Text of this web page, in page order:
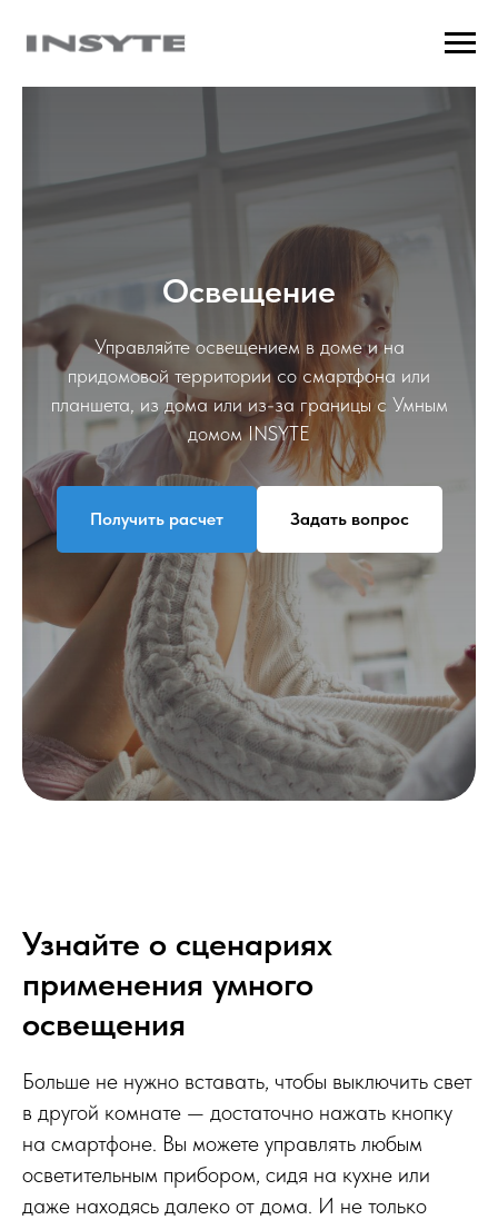
Освещение
Управляйте освещением в доме и на
придомовой территории со смартфона или
планшета, из дома или из-за границы с Умным
домом INSYTE
Получить расчет Задать вопрос
Узнайте о сценариях
применения умного
освещения
Больше не нужно вставать, чтобы выключить свет
в другой комнате — достаточно нажать кнопку
на смартфоне. Вы можете управлять любым
осветительным прибором, сидя на кухне или
даже находясь далеко от дома. И не только